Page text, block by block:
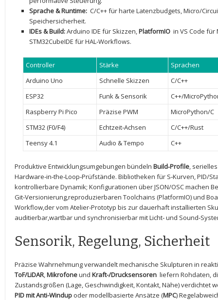
Sprache​ & Runtime: C/C++ für ​harte⁣ Latenzbudgets, Micro/
Speichersicherheit.
IDEs & Build:⁢Arduino ⁣IDE für Skizzen,PlatformIO in VS ​Code‌
STM32CubeIDE für HAL‑Workflows.
Controller Stärke
Sprachen
Arduino Uno
Schnelle Skizzen
C/C++
ESP32
Funk &⁣ Sensorik
C++/
Raspberry Pi Pico
Präzise ⁣PWM
MicroPython/C
STM32 (F0/F4)
Echtzeit‑Achsen
C/C++/Rust
Teensy 4.1
Audio & Tempo C++
Produktive Entwicklungsumgebungen⁤ bündeln Build‑Profile,
Hardware‑in‑the‑Loop‑Prüfstände. Bibliotheken für S‑Kurven, PID/
kontrollierbare Dynamik; Konfigurationen über JSON/OSC machen
Git‑Versionierung,reproduzierbaren Toolchains⁢ (PlatformIO) und
Workflow,der vom ⁣Atelier‑Prototyp bis zur dauerhaft installierten
auditierbar,wartbar ⁤und synchronisierbar mit Licht‑⁤ und
Sensorik,​ Regelung, Sicherheit
Präzise Wahrnehmung verwandelt mechanische Skulpturen in
ToF/LiDAR,Mikrofoneund Kraft-/Drucksensoren liefern Rohdaten,
Zustandsgrößen (Lage, Geschwindigkeit, Kontakt, ‌Nähe) verdichtet
PID mit​ Anti-Windup oder modellbasierte Ansätze (MPC)​